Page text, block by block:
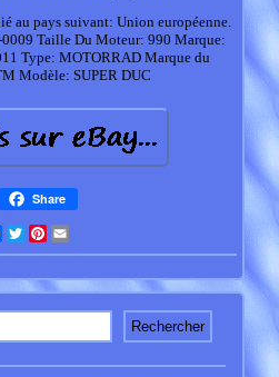
au pays suivant: Union européenne.
Taille Du Moteur: 990 Marque:
Type: MOTORRAD Marque du
Modèle: SUPER DUC
Share
Facebook
TwitterPinterest